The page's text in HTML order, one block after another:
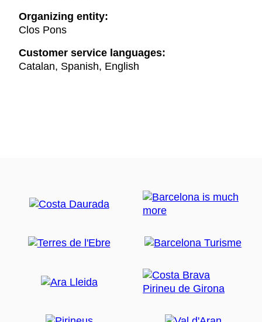
Organizing entity:
Clos Pons
Customer service languages:
Catalan, Spanish, English